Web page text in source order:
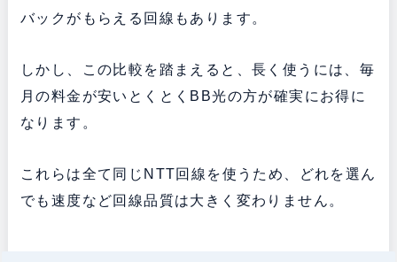
バックがもらえる回線もあります。
しかし、この比較を踏まえると、長く使うには、毎
月の料金が安いとくとくBB光の方が確実にお得に
なります。
これらは全て同じNTT回線を使うため、どれを選ん
でも速度など回線品質は大きく変わりません。